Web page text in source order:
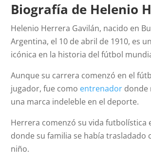
Biografía de Helenio
Helenio Herrera Gavilán, nacido en
Argentina, el 10 de abril de 1910, es
icónica en la historia del fútbol
Aunque su carrera comenzó en el
jugador, fue como entrenador donde
una marca indeleble en el deporte.
Herrera comenzó su vida futbolística
donde su familia se había trasladado
niño.